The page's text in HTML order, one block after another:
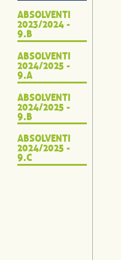
ABSOLVENTI
2023/2024 -
9.B
ABSOLVENTI
2024/2025 -
9.A
ABSOLVENTI
2024/2025 -
9.B
ABSOLVENTI
2024/2025 -
9.C